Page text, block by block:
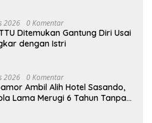
2026 0 Komentar
Ditemukan Gantung Diri Usai
dengan Istri
2026 0 Komentar
Ambil Alih Hotel Sasando,
Lama Merugi 6 Tahun Tanpa